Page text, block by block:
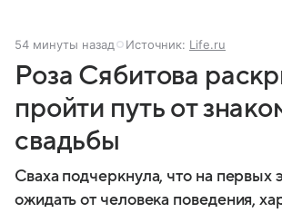
54 минуты назад Источник: Life.ru
Роза Сябитова
пройти путь от
свадьбы
Сваха подчеркнула, что на первых
ожидать от человека поведения,